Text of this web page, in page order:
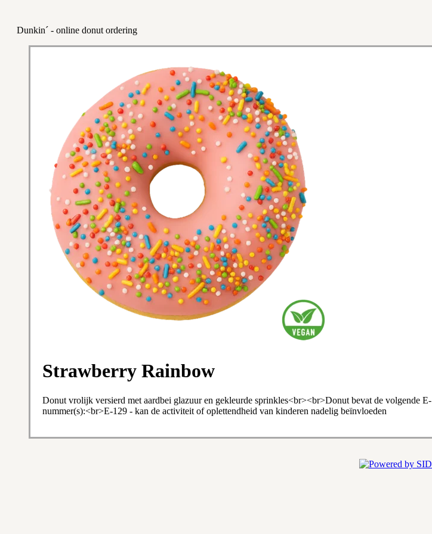
Dunkin´ - online donut ordering
Strawberry Rainbow
Donut vrolijk versierd met aardbei glazuur en gekleurde sprinkles<br><br>Donut bevat de volgende E-
nummer(s):<br>E-129 - kan de activiteit of oplettendheid van kinderen nadelig beïnvloeden